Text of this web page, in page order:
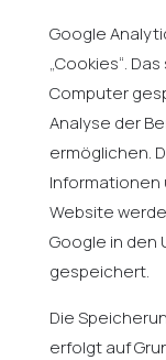
Google
„Cookies“.
Computer
Analyse der
ermöglichen.
Informationen
Website
Google in den
gespeichert.
Die
erfolgt auf